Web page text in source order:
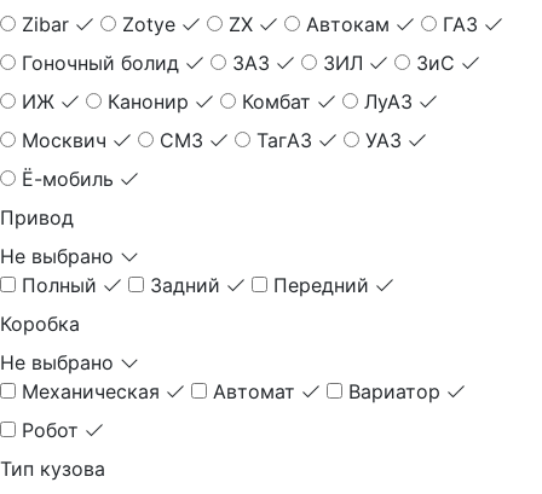
Zibar
Zotye ZX Автокам
ГАЗ
Гоночный болид
ЗАЗ ЗИЛ
ЗиС
ИЖ
Канонир Комбат
ЛуАЗ
Москвич
СМЗ ТагАЗ
УАЗ
Ё-мобиль
Привод
Не выбрано
Полный
Задний
Передний
Коробка
Не выбрано
Механическая
Автомат
Вариатор
Робот
Тип кузова